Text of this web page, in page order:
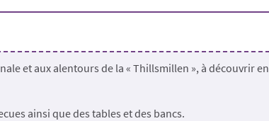
et aux alentours de la « Thillsmillen », à découvrir
ainsi que des tables et des bancs.